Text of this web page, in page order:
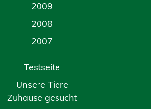
2009
2008
2007
Testseite
Unsere Tiere
Zuhause gesucht